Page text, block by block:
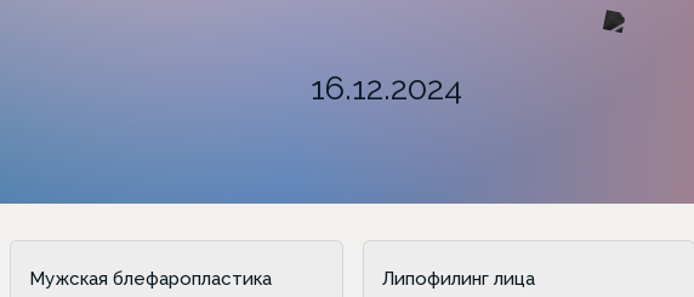
16.12.2024
Мужская блефаропластика Липофилинг лица